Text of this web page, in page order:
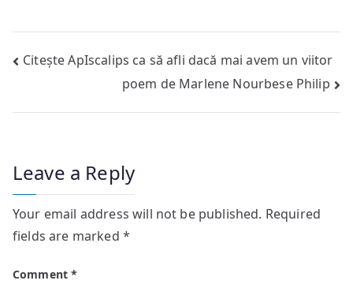
Post
navigation
Citește ApIscalips ca să afli dacă mai avem un viitor
poem de Marlene Nourbese Philip
Leave a Reply
Your email address will not be published. Required
fields are marked *
Comment*